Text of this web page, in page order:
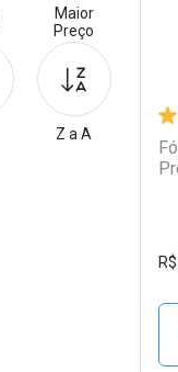
R$
Maior
Preço
Z a A